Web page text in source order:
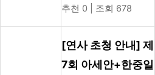
추천 0
조회 678
[연사 초청 안내] 제
7회 아세안+한중일